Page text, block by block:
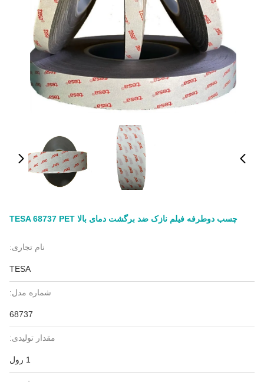
چسب دوطرفه فیلم نازک ضد برگشت دمای بالا TESA 68737 PET
نام تجاری:
TESA
شماره مدل:
68737
مقدار تولیدی:
1 رول